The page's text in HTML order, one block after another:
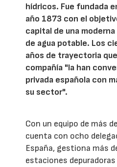
hídricos. Fue fundada
año 1873 con el
capital de una
de agua potable. Los
años de trayectoria
compañía "la han
privada española con
su sector".
Con un equipo de más
cuenta con ocho
España, gestiona más
estaciones